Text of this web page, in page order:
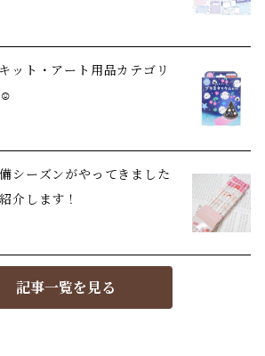
ット・アート用品カテゴリ
シーズンがやってきました
介します！
記事一覧を見る